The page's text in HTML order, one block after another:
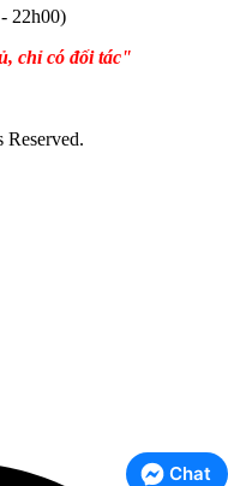
22h00)
chỉ có đối tác"
Chat